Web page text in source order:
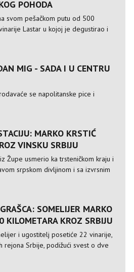
POHODA
svom pešačkom putu od 500
Lastar u kojoj je degustirao i
MIG - SADA I U CENTRU
se napolitanske pice i
MARKO KRSTIĆ
VINSKU SRBIJU
Župe usmerio ka trsteničkom kraju i
srpskom divljinom i sa izvrsnim
SOMELIJER MARKO
KILOMETARA KROZ SRBIJU
i ugostitelj posetiće 22 vinarije,
rejona Srbije, podižući svest o dve